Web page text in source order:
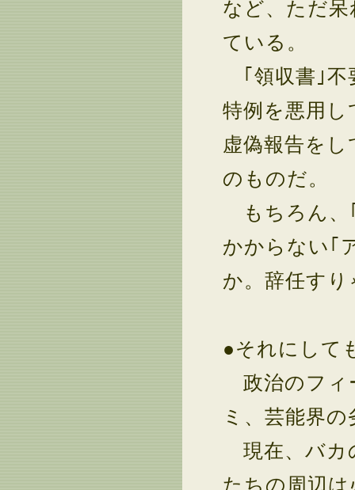
など、ただ
ている。
｢領収書｣不
特例を悪用
虚偽報告を
のものだ。
もちろん、
かからない｢
か。辞任す
●それにし
政治のフィ
ミ、芸能界
現在、バカ
たちの周辺